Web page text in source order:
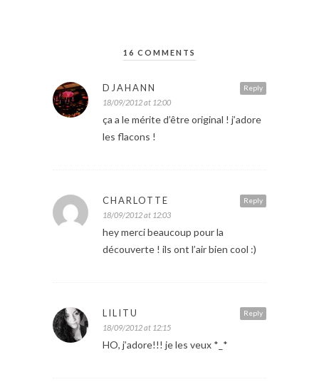
16 COMMENTS
Reply
DJAHANN
18/09/2012 at 12:00
ça a le mérite d’être original ! j’adore
les flacons !
Reply
CHARLOTTE
18/09/2012 at 12:03
hey merci beaucoup pour la
découverte ! ils ont l’air bien cool :)
Reply
LILITU
18/09/2012 at 12:15
HO, j’adore!!! je les veux *_*